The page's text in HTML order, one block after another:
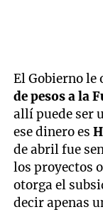
El Gobierno
de pesos a la
allí puede ser
ese dinero es
de abril fue
los proyectos
otorga el
decir apenas